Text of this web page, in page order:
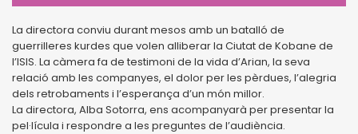
La directora conviu durant mesos amb un batalló de
guerrilleres kurdes que volen alliberar la Ciutat de Kobane de
l’ISIS. La càmera fa de testimoni de la vida d’Arian, la seva
relació amb les companyes, el dolor per les pèrdues, l’alegria
dels retrobaments i l’esperança d’un món millor.
La directora, Alba Sotorra, ens acompanyarà per presentar la
pel·lícula i respondre a les preguntes de l’audiència.